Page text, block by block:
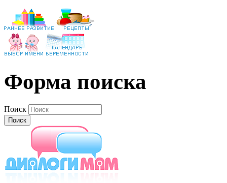
Форма поиска
Поиск